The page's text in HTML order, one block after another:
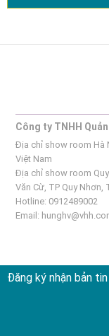
Công ty TNHH
Địa chỉ show room Hà
Việt Nam
Địa chỉ show room
Văn Cừ, TP Quy Nhơn,
Hotline: 0912489002
Email:
Đăng ký nhận bản tin